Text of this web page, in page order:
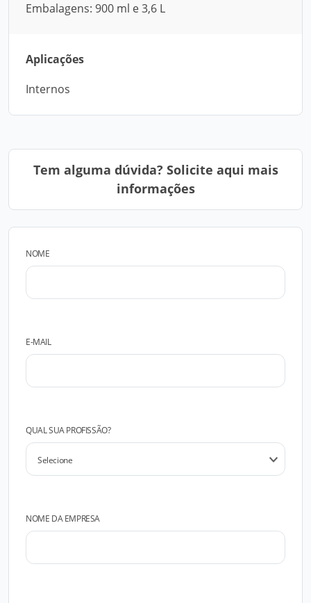
Embalagens: 900 ml e 3,6 L
Aplicações
Internos
Tem alguma dúvida? Solicite aqui mais
informações
NOME
E-MAIL
QUAL SUA PROFISSÃO?
NOME DA EMPRESA